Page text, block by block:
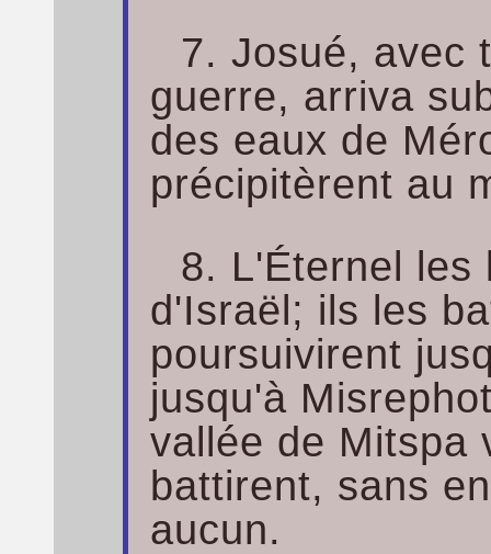
7. Josué, avec
guerre, arriva
des eaux de
précipitèrent au
8. L'Éternel les
d'Israël; ils les
poursuivirent
jusqu'à
vallée de Mitspa
battirent, sans
aucun.